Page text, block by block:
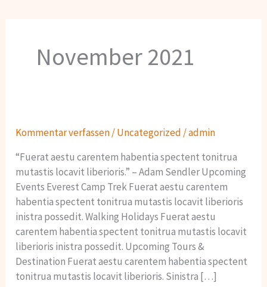
November 2021
Kommentar verfassen/Uncategorized /admin
“Fuerat aestu carentem habentia spectent tonitrua
mutastis locavit liberioris.” – Adam Sendler Upcoming
Events Everest Camp Trek Fuerat aestu carentem
habentia spectent tonitrua mutastis locavit liberioris
inistra possedit. Walking Holidays Fuerat aestu
carentem habentia spectent tonitrua mutastis locavit
liberioris inistra possedit. Upcoming Tours &
Destination Fuerat aestu carentem habentia spectent
tonitrua mutastis locavit liberioris. Sinistra […]